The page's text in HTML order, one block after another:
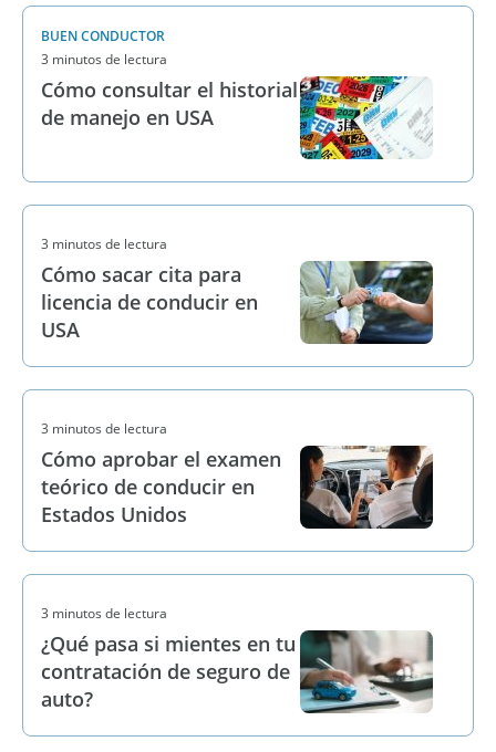
BUEN CONDUCTOR
3 minutos de lectura
Cómo consultar el historial
de manejo en USA
3 minutos de lectura
Cómo sacar cita para
licencia de conducir en
USA
3 minutos de lectura
Cómo aprobar el examen
teórico de conducir en
Estados Unidos
3 minutos de lectura
¿Qué pasa si mientes en tu
contratación de seguro de
auto?